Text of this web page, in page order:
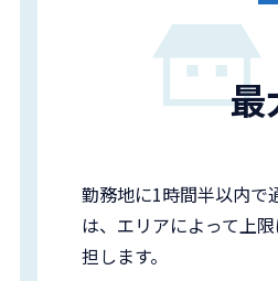
最
勤務地に1時間半以内で
は、エリアによって上
担します。